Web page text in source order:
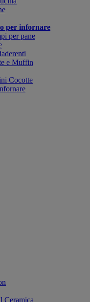
per infornare
per pane
e Muffin
Cocotte
Ceramica